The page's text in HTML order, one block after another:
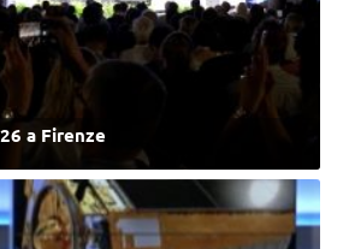
a Firenze